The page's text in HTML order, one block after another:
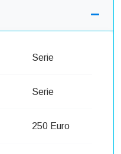
Serie
Serie
250 Euro